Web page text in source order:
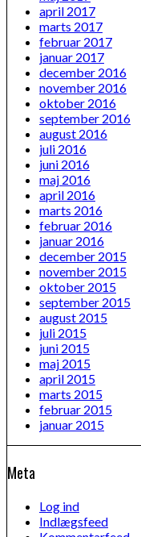
april 2017
marts 2017
februar 2017
januar 2017
december 2016
november 2016
oktober 2016
september 2016
august 2016
juli 2016
juni 2016
maj 2016
april 2016
marts 2016
februar 2016
januar 2016
december 2015
november 2015
oktober 2015
september 2015
august 2015
juli 2015
juni 2015
maj 2015
april 2015
marts 2015
februar 2015
januar 2015
Meta
Log ind
Indlægsfeed